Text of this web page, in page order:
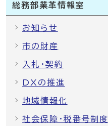
総務部業革情報室
お知らせ
市の財産
入札・契約
DXの推進
地域情報化
社会保障・税番号制度